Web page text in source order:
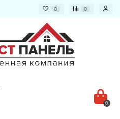
0 0
0